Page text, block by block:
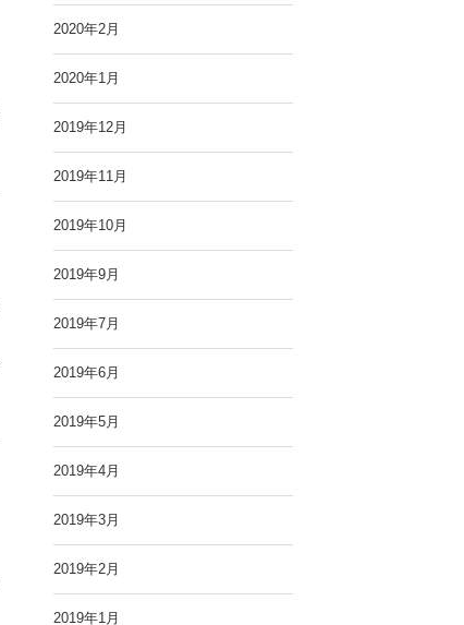
2020年2月
2020年1月
2019年12月
2019年11月
2019年10月
2019年9月
2019年7月
2019年6月
2019年5月
2019年4月
2019年3月
2019年2月
2019年1月